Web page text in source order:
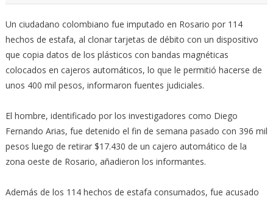
Un ciudadano colombiano fue imputado en Rosario por 114
hechos de estafa, al clonar tarjetas de débito con un dispositivo
que copia datos de los plásticos con bandas magnéticas
colocados en cajeros automáticos, lo que le permitió hacerse de
unos 400 mil pesos, informaron fuentes judiciales.
El hombre, identificado por los investigadores como Diego
Fernando Arias, fue detenido el fin de semana pasado con 396 mil
pesos luego de retirar $17.430 de un cajero automático de la
zona oeste de Rosario, añadieron los informantes.
Además de los 114 hechos de estafa consumados, fue acusado